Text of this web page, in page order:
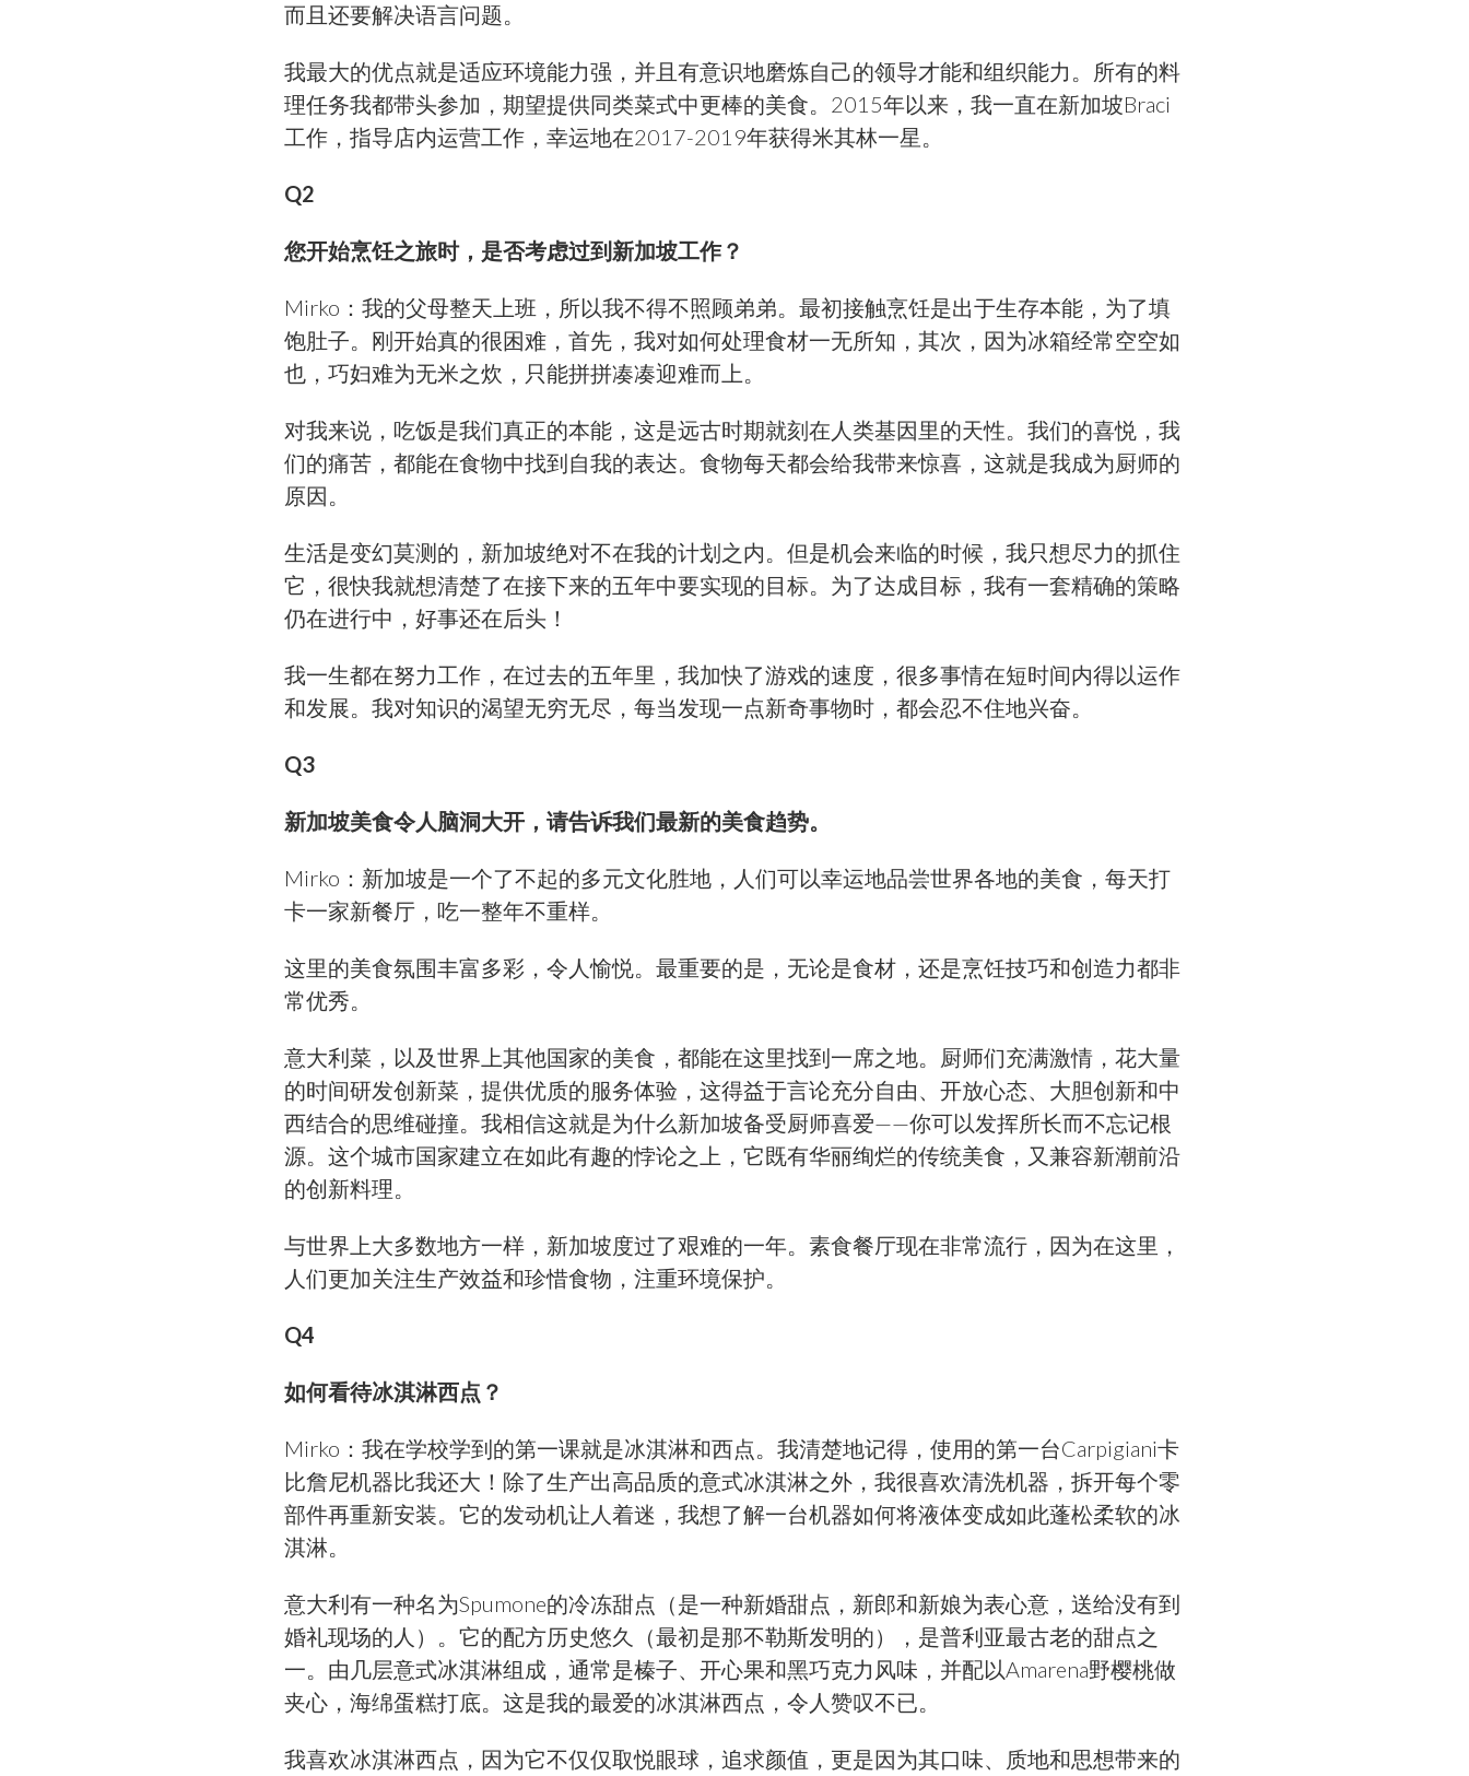
而且还要解决语言问题。
我最大的优点就是适应环境能力强，并且有意识地磨炼自己的领导才能和组织能力。所有的料
理任务我都带头参加，期望提供同类菜式中更棒的美食。2015年以来，我一直在新加坡Braci
工作，指导店内运营工作，幸运地在2017-2019年获得米其林一星。
Q2
您开始烹饪之旅时，是否考虑过到新加坡工作？
Mirko：我的父母整天上班，所以我不得不照顾弟弟。最初接触烹饪是出于生存本能，为了填
饱肚子。刚开始真的很困难，首先，我对如何处理食材一无所知，其次，因为冰箱经常空空如
也，巧妇难为无米之炊，只能拼拼凑凑迎难而上。
对我来说，吃饭是我们真正的本能，这是远古时期就刻在人类基因里的天性。我们的喜悦，我
们的痛苦，都能在食物中找到自我的表达。食物每天都会给我带来惊喜，这就是我成为厨师的
原因。
生活是变幻莫测的，新加坡绝对不在我的计划之内。但是机会来临的时候，我只想尽力的抓住
它，很快我就想清楚了在接下来的五年中要实现的目标。为了达成目标，我有一套精确的策略
仍在进行中，好事还在后头！
我一生都在努力工作，在过去的五年里，我加快了游戏的速度，很多事情在短时间内得以运作
和发展。我对知识的渴望无穷无尽，每当发现一点新奇事物时，都会忍不住地兴奋。
Q3
新加坡美食令人脑洞大开，请告诉我们最新的美食趋势。
Mirko：新加坡是一个了不起的多元文化胜地，人们可以幸运地品尝世界各地的美食，每天打
卡一家新餐厅，吃一整年不重样。
这里的美食氛围丰富多彩，令人愉悦。最重要的是，无论是食材，还是烹饪技巧和创造力都非
常优秀。
意大利菜，以及世界上其他国家的美食，都能在这里找到一席之地。厨师们充满激情，花大量
的时间研发创新菜，提供优质的服务体验，这得益于言论充分自由、开放心态、大胆创新和中
西结合的思维碰撞。我相信这就是为什么新加坡备受厨师喜爱——你可以发挥所长而不忘记根
源。这个城市国家建立在如此有趣的悖论之上，它既有华丽绚烂的传统美食，又兼容新潮前沿
的创新料理。
与世界上大多数地方一样，新加坡度过了艰难的一年。素食餐厅现在非常流行，因为在这里，
人们更加关注生产效益和珍惜食物，注重环境保护。
Q4
如何看待冰淇淋西点？
Mirko：我在学校学到的第一课就是冰淇淋和西点。我清楚地记得，使用的第一台Carpigiani卡
比詹尼机器比我还大！除了生产出高品质的意式冰淇淋之外，我很喜欢清洗机器，拆开每个零
部件再重新安装。它的发动机让人着迷，我想了解一台机器如何将液体变成如此蓬松柔软的冰
淇淋。
意大利有一种名为Spumone的冷冻甜点（是一种新婚甜点，新郎和新娘为表心意，送给没有到
婚礼现场的人）。它的配方历史悠久（最初是那不勒斯发明的），是普利亚最古老的甜点之
一。由几层意式冰淇淋组成，通常是榛子、开心果和黑巧克力风味，并配以Amarena野樱桃做
夹心，海绵蛋糕打底。这是我的最爱的冰淇淋西点，令人赞叹不已。
我喜欢冰淇淋西点，因为它不仅仅取悦眼球，追求颜值，更是因为其口味、质地和思想带来的